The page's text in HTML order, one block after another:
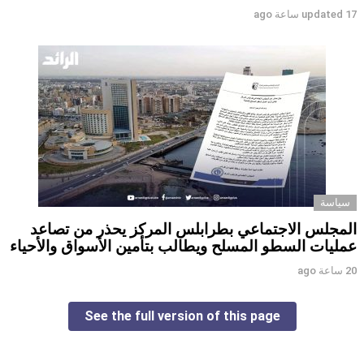
updated 17 ساعة ago
سياسة
المجلس الاجتماعي بطرابلس المركز يحذر من تصاعد
عمليات السطو المسلح ويطالب بتأمين الأسواق والأحياء
20 ساعة ago
See the full version of this page